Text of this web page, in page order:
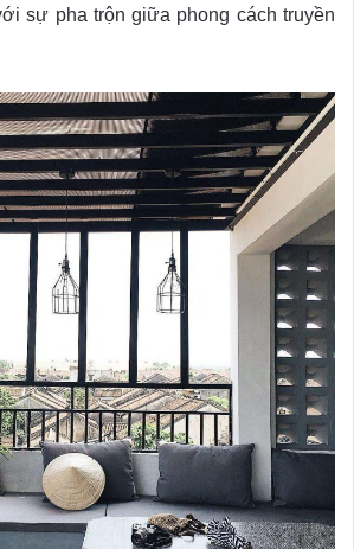
sự pha trộn giữa phong cách truyền